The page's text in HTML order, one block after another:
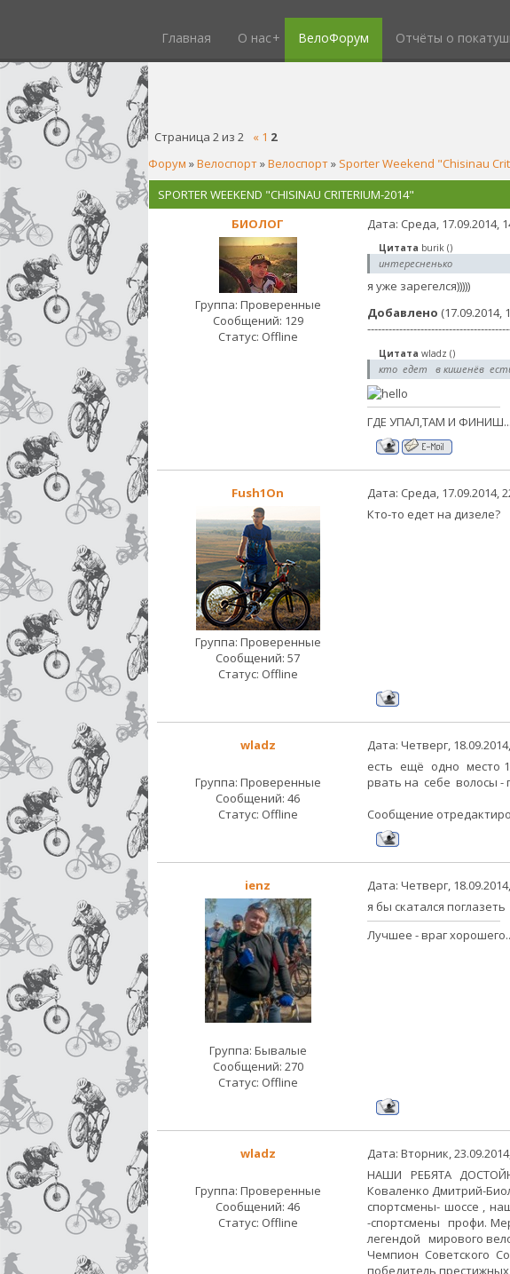
Главная О нас ВелоФорум Отчёты о
Страница 2из 2 « 1 2
Форум »Велоспорт»Велоспорт» Sporter Weekend "Chisinau
SPORTER WEEKEND "CHISINAU CRITERIUM-2014"
БИОЛОГ
Дата: Среда, 17.09.2014,
Группа: Проверенные
Сообщений: 129
Статус: Offline
Цитата burik ()
интересненько
я уже зарегелся)))))
Добавлено (17.09.2014,
Цитата wladz ()
кто едет в кишенёв
ГДЕ УПАЛ,ТАМ И
Fush1On Дата: Среда, 17.09.2014,
Группа: Проверенные
Сообщений: 57
Статус: Offline
Кто-то едет на дизеле?
wladz Дата: Четверг,
Группа: Проверенные
Сообщений: 46
Статус: Offline
есть ещё одно место
рвать на себе волосы -
Сообщение
ienz Дата: Четверг,
Группа: Бывалые
Сообщений: 270
Статус: Offline
я бы скатался поглазеть
Лучшее - враг
wladz Дата: Вторник,
Группа: Проверенные
Сообщений: 46
Статус: Offline
НАШИ РЕБЯТА
Коваленко Дмитрий-
спортсмены- шоссе ,
-спортсмены профи.
легендой мирового
Чемпион Советского
победитель престижных